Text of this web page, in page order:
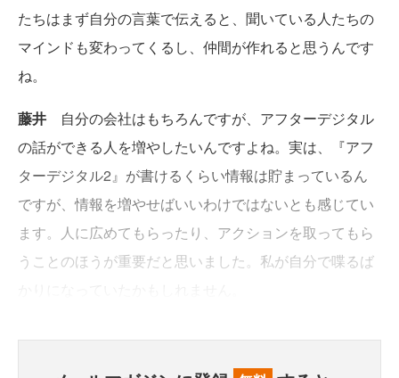
たちはまず自分の言葉で伝えると、聞いている人たちの
マインドも変わってくるし、仲間が作れると思うんです
ね。
藤井 自分の会社はもちろんですが、アフターデジタル
の話ができる人を増やしたいんですよね。実は、『アフ
ターデジタル2』が書けるくらい情報は貯まっているん
ですが、情報を増やせばいいわけではないとも感じてい
ます。人に広めてもらったり、アクションを取ってもら
うことのほうが重要だと思いました。私が自分で喋るば